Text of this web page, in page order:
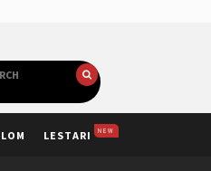
LESTARI NEW